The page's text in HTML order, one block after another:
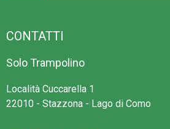
CONTATTI
Solo Trampolino
Località Cuccarella 1
22010 - Stazzona - Lago di Como